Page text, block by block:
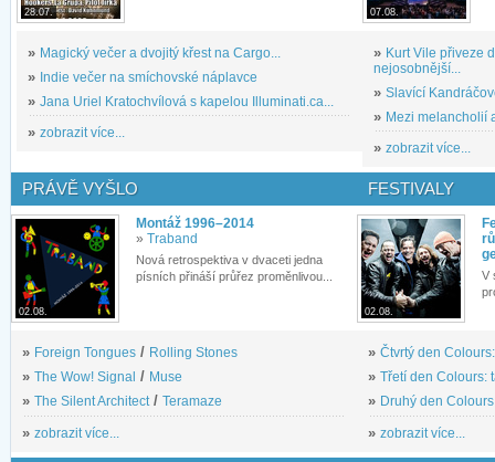
28.07.
» Magický večer a dvojitý křest na Cargo...
» Indie večer na smíchovské náplavce
» Jana Uriel Kratochvílová s kapelou Illuminati.ca...
» zobrazit více...
07.08.
» Kurt Vile přiveze
nejosobnější...
» Slavící
» Mezi melancholií
» zobrazit více...
PRÁVĚ VYŠLO
02.08.
Montáž 1996–2014
» Traband
Nová retrospektiva v dvaceti jedna
písních přináší průřez proměnlivou...
» Foreign Tongues / Rolling Stones
» The Wow! Signal / Muse
» The Silent Architect/ Teramaze
» zobrazit více...
FESTIVALY
02.08.
V
» Čtvrtý den
» Třetí den Colours:
» Druhý den
» zobrazit více...